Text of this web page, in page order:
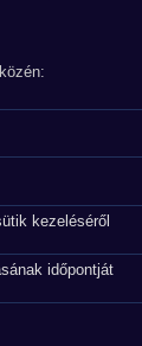
kezeléséről
időpontját